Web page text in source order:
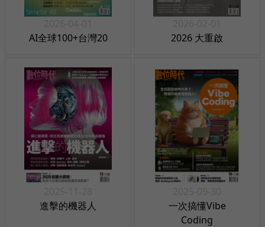
AI全球100+台灣20
2026 大重啟
進擊的機器人
一次搞懂Vibe
Coding